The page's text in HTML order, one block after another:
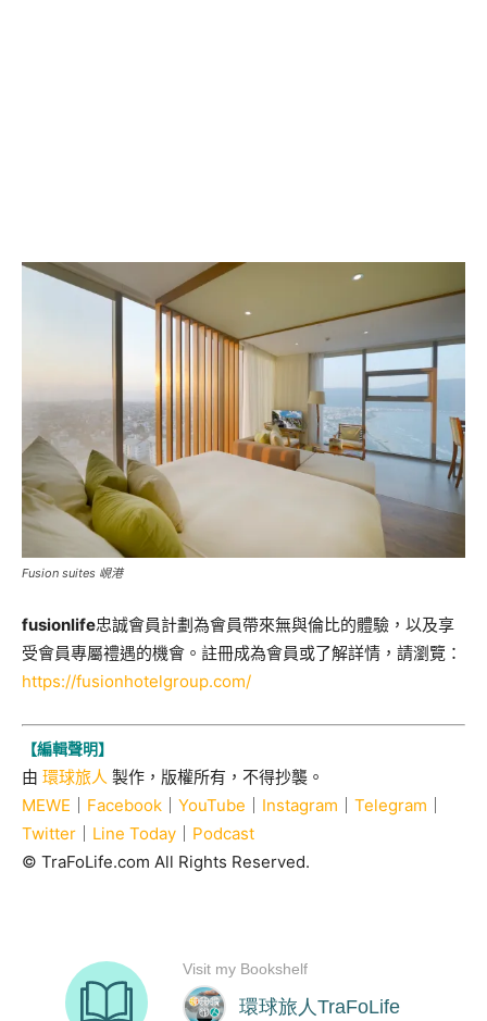
Fusion suites 峴港
fusionlife忠誠會員計劃為會員帶來無與倫比的體驗，以及享
受會員專屬禮遇的機會。註冊成為會員或了解詳情，請瀏覽：
https://fusionhotelgroup.com/
【編輯聲明】
由 環球旅人 製作，版權所有，不得抄襲。
MEWE
Facebook YouTube Instagram Telegram
Twitter
Line Today
Podcast
© TraFoLife.com All Rights Reserved.